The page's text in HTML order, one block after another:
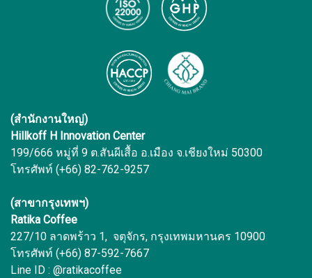
(สำนักงานใหญ่)
Hillkoff H Innovation Center
199/666 หมู่ที่ 9 ต.สันผีเสื้อ อ.เมือง จ.เชียงใหม่ 50300
โทรศัพท์ (+66) 82-762-9257
(สาขากรุงเทพฯ)
Ratika Coffee
227/10 ลาดพร้าว 1, จตุจักร, กรุงเทพมหานคร 10900
โทรศัพท์ (+66) 87-592-7667
Line ID : @ratikacoffee